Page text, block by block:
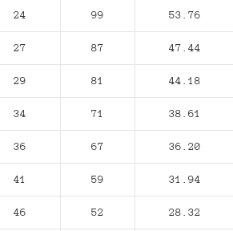
24 99 53.76
27 87 47.44
29 81 44.18
34 71 38.61
36 67 36.20
41 59 31.94
46 52 28.32